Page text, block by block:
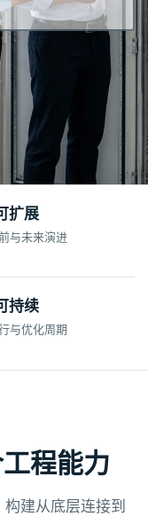
扩展
与未来演进
持续
与优化周期
程能力
建从底层连接到